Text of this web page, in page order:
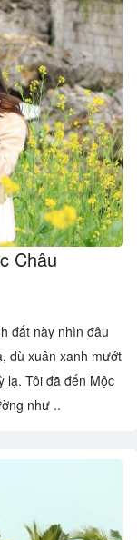
Châu
đất này nhìn đâu
dù xuân xanh mướt
lạ. Tôi đã đến Mộc
như ..